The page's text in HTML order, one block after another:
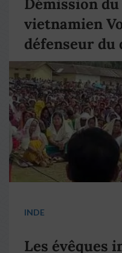
Démission
vietnamien
défenseur du
pape François
INDE
Les évêques